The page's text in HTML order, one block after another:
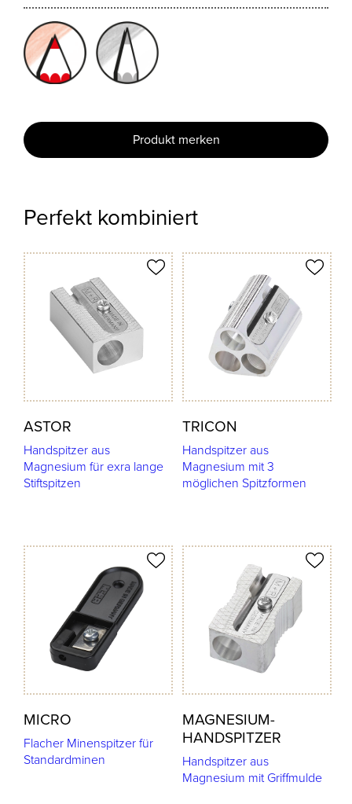
Produkt merken
Perfekt kombiniert
ASTOR
Handspitzer aus
Magnesium für exra lange
Stiftspitzen
merken
TRICON
Handspitzer aus
Magnesium mit 3
möglichen Spitzformen
Produkt merken
MICRO
Flacher Minenspitzer für
Standardminen
merken
MAGNESIUM-
HANDSPITZER
Handspitzer aus
Magnesium mit Griffmulde
Produkt merken